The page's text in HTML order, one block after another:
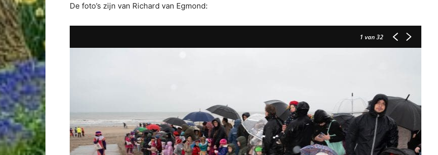
De foto’s zijn van Richard van Egmond:
1 van 32